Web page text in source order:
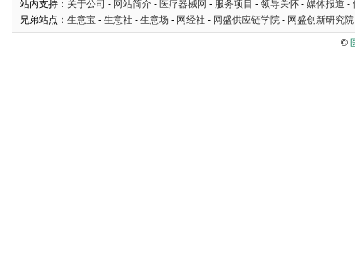
站内支持： 关于公司 - 网站简介 - 医疗器械网 - 服务项目 - 领导关怀 - 媒体报道 -
兄弟站点： 生意宝 - 生意社 - 生意场 - 网经社 - 网盛供应链学院 - 网盛创新研究院
©